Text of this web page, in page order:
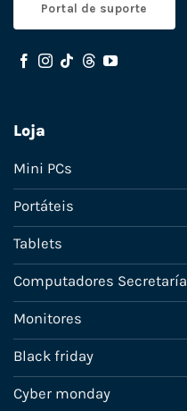
Portal de suporte
Loja
Mini PCs
Portáteis
Tablets
Computadores Secretaría
Monitores
Black friday
Cyber monday